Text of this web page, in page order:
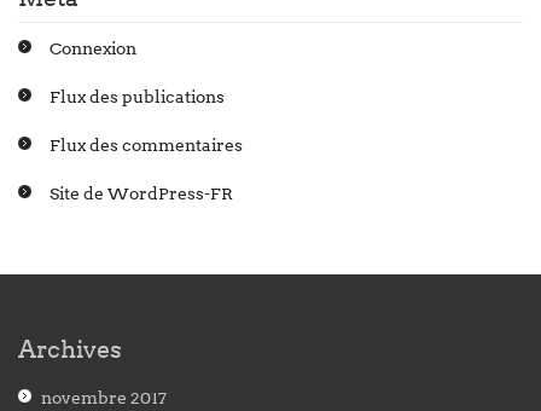
Connexion
Flux des publications
Flux des commentaires
Site de WordPress-FR
Archives
novembre 2017